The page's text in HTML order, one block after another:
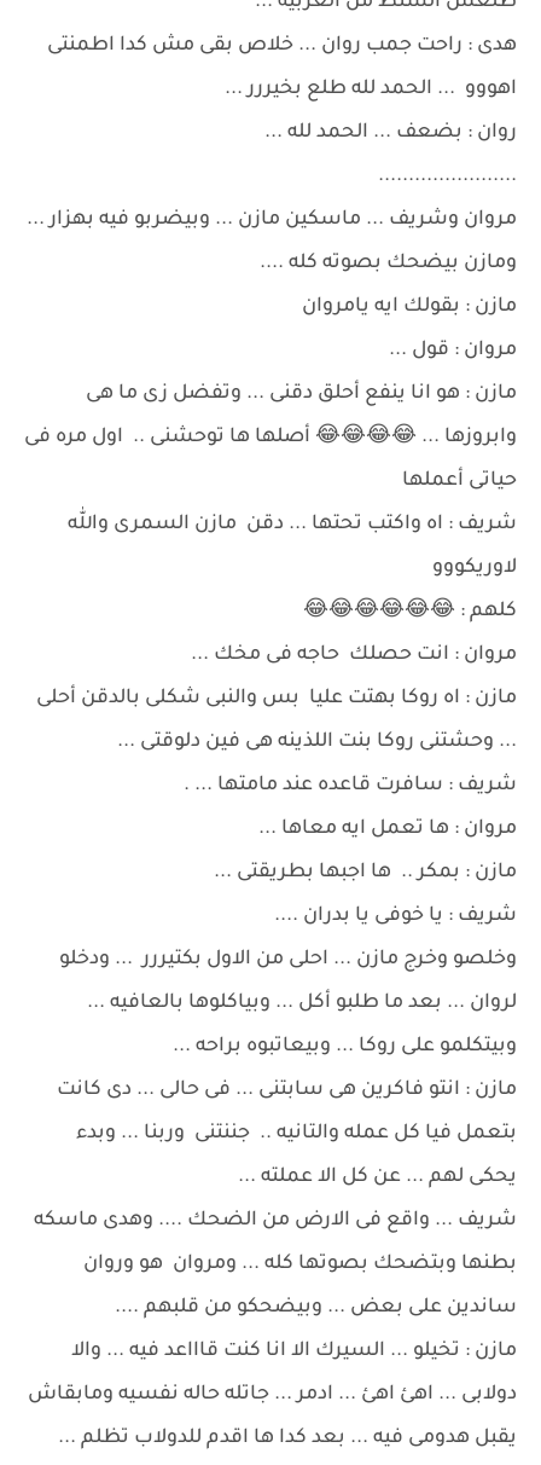
هدى : راحت جمب روان ... خلاص بقى مش كدا اطمنتى
اهووو ... الحمد لله طلع بخيررر ...
روان : بضعف ... الحمد لله ...
.......................
مروان وشريف ... ماسكين مازن ... وبيضربو فيه بهزار ...
ومازن بيضحك بصوته كله ....
مازن : بقولك ايه يامروان
مروان : قول ...
مازن : هو انا ينفع أحلق دقنى ... وتفضل زى ما هى
وابروزها ... 😂😂😂😂 أصلها ها توحشنى .. اول مره فى
حياتى أعملها
شريف : اه واكتب تحتها ... دقن مازن السمرى والله
لاوريكووو
كلهم : 😂😂😂😂😂😂
مروان : انت حصلك حاجه فى مخك ...
مازن : اه روكا بهتت عليا بس والنبى شكلى بالدقن أحلى
... وحشتنى روكا بنت اللذينه هى فين دلوقتى ...
شريف : سافرت قاعده عند مامتها ... .
مروان : ها تعمل ايه معاها ...
مازن : بمكر .. ها اجبها بطريقتى ...
شريف : يا خوفى يا بدران ....
وخلصو وخرج مازن ... احلى من الاول بكتيررر ... ودخلو
لروان ... بعد ما طلبو أكل ... وبياكلوها بالعافيه ...
وبيتكلمو على روكا ... وبيعاتبوه براحه ...
مازن : انتو فاكرين هى سابتنى ... فى حالى ... دى كانت
بتعمل فيا كل عمله والتانيه .. جننتنى وربنا ... وبدء
يحكى لهم ... عن كل الا عملته ...
شريف ... واقع فى الارض من الضحك .... وهدى ماسكه
بطنها وبتضحك بصوتها كله ... ومروان هو وروان
ساندين على بعض ... وبيضحكو من قلبهم ....
مازن : تخيلو ... السيرك الا انا كنت قاااعد فيه ... والا
دولابى ... اهئ اهئ ... ادمر ... جاتله حاله نفسيه ومابقاش
يقبل هدومى فيه ... بعد كدا ها اقدم للدولاب تظلم ...